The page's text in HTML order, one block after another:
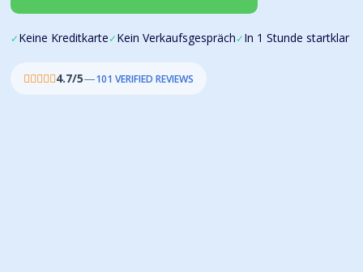
✓Keine Kreditkarte✓Kein Verkaufsgespräch✓In 1 Stunde startklar
4.7/5—101 VERIFIED REVIEWS